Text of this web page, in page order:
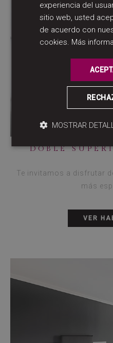
DOBLE
Te invitamos a disfrutar
más
VER
experiencia del
sitio web, usted
de acuerdo con
cookies. Más
MOSTRAR